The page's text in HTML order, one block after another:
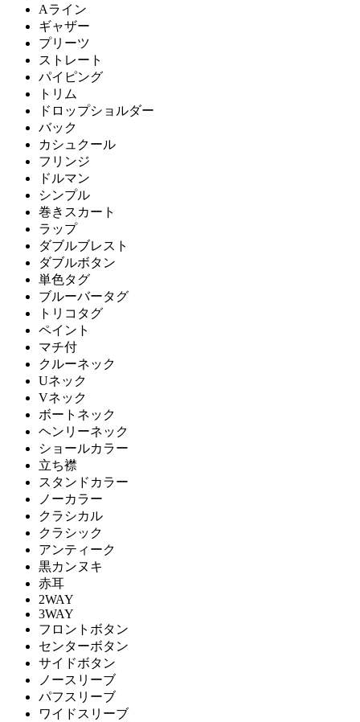
Aライン
ギャザー
プリーツ
ストレート
パイピング
トリム
ドロップショルダー
バック
カシュクール
フリンジ
ドルマン
シンプル
巻きスカート
ラップ
ダブルブレスト
ダブルボタン
単色タグ
ブルーバータグ
トリコタグ
ペイント
マチ付
クルーネック
Uネック
Vネック
ボートネック
ヘンリーネック
ショールカラー
立ち襟
スタンドカラー
ノーカラー
クラシカル
クラシック
アンティーク
黒カンヌキ
赤耳
2WAY
3WAY
フロントボタン
センターボタン
サイドボタン
ノースリーブ
パフスリーブ
ワイドスリーブ